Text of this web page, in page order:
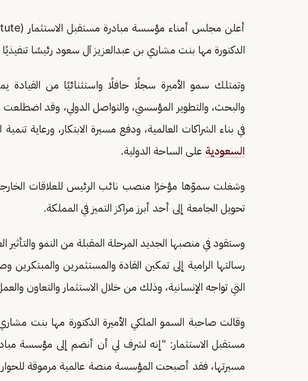
الدكتورة مها بنت مشاري بن عبدالعزيز آل سعود رئيسًا
وتمتلك سمو الأميرة سجلًا حافلًا واستثنائيًا من القيادة
والبحث، والتطوير المؤسسي، والتواصل الدولي، وقد اضطلعت
في بناء الشراكات العالمية، ودفع مسيرة الابتكار، ورعاية
السعودية على الساحة الدولية.
وشغلت سموّها مؤخرًا منصب نائب الرئيس للعلاقات
تحويل الجامعة إلى أحد أبرز مراكز التميز في المملكة.
وستقود في منصبها الجديد المرحلة المقبلة من النمو
رسالتها الرامية إلى تمكين القادة والمستثمرين
التي تواجه الإنسانية، وذلك من خلال الاستثمار والتعاون
وقالت صاحبة السمو الملكي الأميرة الدكتورة مها بنت
مستقبل الاستثمار: "إنه لشرف لي أن أنضم إلى مؤسسة
مسيرتها، فقد أصبحت المؤسسة منصة عالمية مرموقة للحوار